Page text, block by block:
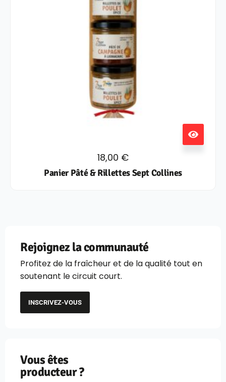
18,00 €
Panier Pâté & Rillettes Sept Collines
Rejoignez la communauté
Profitez de la fraîcheur et de la qualité tout en
soutenant le circuit court.
INSCRIVEZ-VOUS
Vous êtes
producteur ?